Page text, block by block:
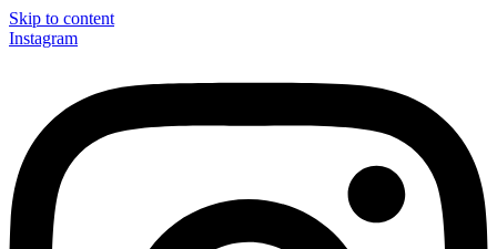
Skip to content
Instagram